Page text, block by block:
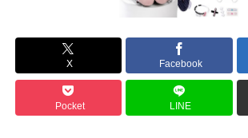
X Facebook
Pocket LINE